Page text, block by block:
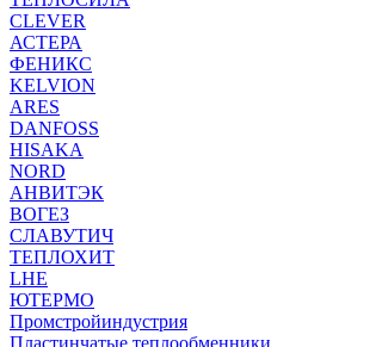
CLEVER
АСТЕРА
ФЕНИКС
KELVION
ARES
DANFOSS
HISAKA
NORD
АНВИТЭК
ВОГЕЗ
СЛАВУТИЧ
ТЕПЛОХИТ
LHE
ЮТЕРМО
Промстройиндустрия
Пластинчатые теплообменники